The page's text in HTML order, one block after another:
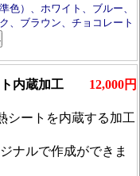
色）、ホワイト、ブルー、
、ブラウン、チョコレート
ト内蔵加工 12,000円
シートを内蔵する加工
ナルで作成ができま